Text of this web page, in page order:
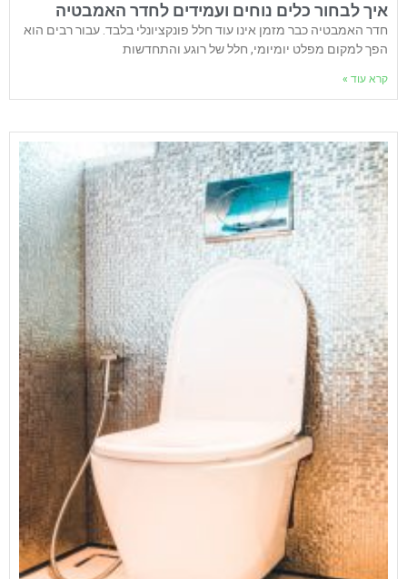
איך לבחור כלים נוחים ועמידים לחדר האמבטיה
חדר האמבטיה כבר מזמן אינו עוד חלל פונקציונלי בלבד. עבור רבים הוא
הפך למקום מפלט יומיומי, חלל של רוגע והתחדשות
קרא עוד »